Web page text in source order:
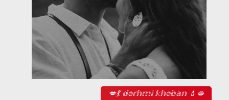
💋💃 𝕕𝕠𝕣𝕙𝕞𝕚 𝕜𝕙𝕠𝕓𝕒𝕟 💄🫦